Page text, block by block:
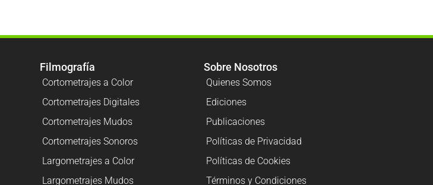
Filmografía
Cortometrajes a Color
Cortometrajes Digitales
Cortometrajes Mudos
Cortometrajes Sonoros
Largometrajes a Color
Largometrajes Mudos
Sobre Nosotros
Quienes Somos
Ediciones
Publicaciones
Políticas de Privacidad
Políticas de Cookies
Términos y Condiciones